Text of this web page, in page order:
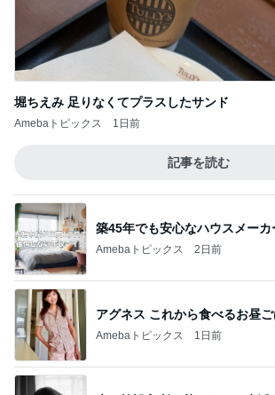
堀ちえみ 足りなくてプラスしたサンド
Amebaトピックス 1日前
記事を読む
築45年でも安心なハウスメーカ
Amebaトピックス 2日前
アグネス これから食べるお昼
Amebaトピックス 1日前